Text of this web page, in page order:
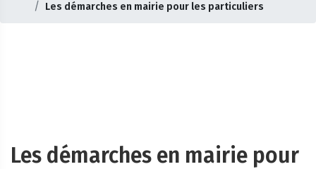
Les démarches en mairie pour les particuliers
Les démarches en mairie pour